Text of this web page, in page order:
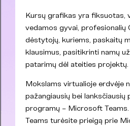
Kursų grafikas yra fiksuotas,
vedamos gyvai, profesionalių
dėstytojų, kuriems, paskaitų
klausimus, pasitikrinti namų
patarimų dėl ateities projektų.
Mokslams virtualioje erdvėje
pažangiausių bei lanksčiausių
programų – Microsoft
Teams turėsite prieigą prie